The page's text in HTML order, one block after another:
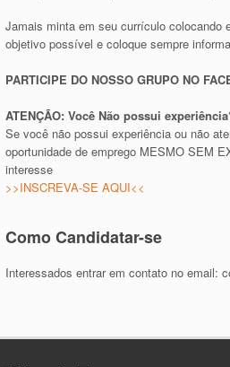
Jamais minta em seu currículo colocando
objetivo possível e coloque sempre
PARTICIPE DO NOSSO GRUPO NO
ATENÇÃO: Você Não possui
Se você não possui experiência ou não
oportunidade de emprego MESMO SEM
interesse
>>INSCREVA-SE AQUI<<
Como Candidatar-se
Interessados entrar em contato no email: